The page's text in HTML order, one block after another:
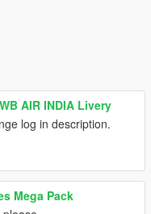
AIR INDIA Livery
log in description.
Mega Pack